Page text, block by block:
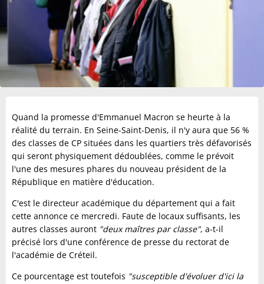
Quand la promesse d'Emmanuel Macron se heurte à la
réalité du terrain. En Seine-Saint-Denis, il n'y aura que 56 %
des classes de CP situées dans les quartiers très défavorisés
qui seront physiquement dédoublées, comme le prévoit
l'une des mesures phares du nouveau président de la
République en matière d'éducation.
C'est le directeur académique du département qui a fait
cette annonce ce mercredi. Faute de locaux suffisants, les
autres classes auront "deux maîtres par classe", a-t-il
précisé lors d'une conférence de presse du rectorat de
l'académie de Créteil.
Ce pourcentage est toutefois "susceptible d'évoluer d'ici la